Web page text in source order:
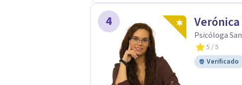
humano y orientado a generar un
centro ofrece una primera orientación
valorar el tipo de acompañamiento más
4
Psicóloga
5 / 5
Verificado